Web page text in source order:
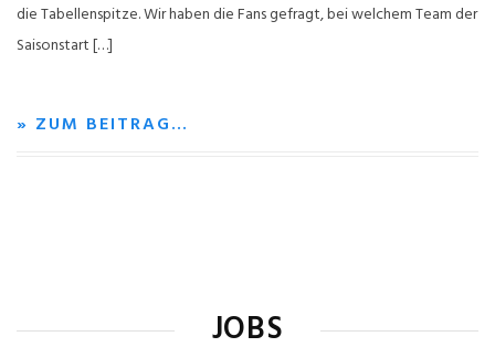
die Tabellenspitze. Wir haben die Fans gefragt, bei welchem Team der
Saisonstart […]
» ZUM BEITRAG…
JOBS